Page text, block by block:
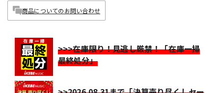
商品についてのお問い合わせ
>>>在庫限り！見逃し厳禁！「在庫一掃
最終処分」